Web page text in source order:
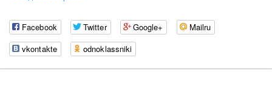
Facebook Twitter Google+
Mailru
vkontakte
odnoklassniki